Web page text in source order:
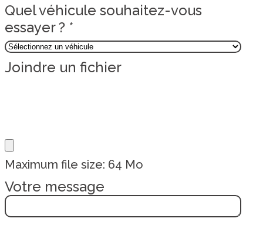
Quel véhicule souhaitez-vous
essayer ? *
Joindre un fichier
Maximum file size: 64 Mo
Votre message